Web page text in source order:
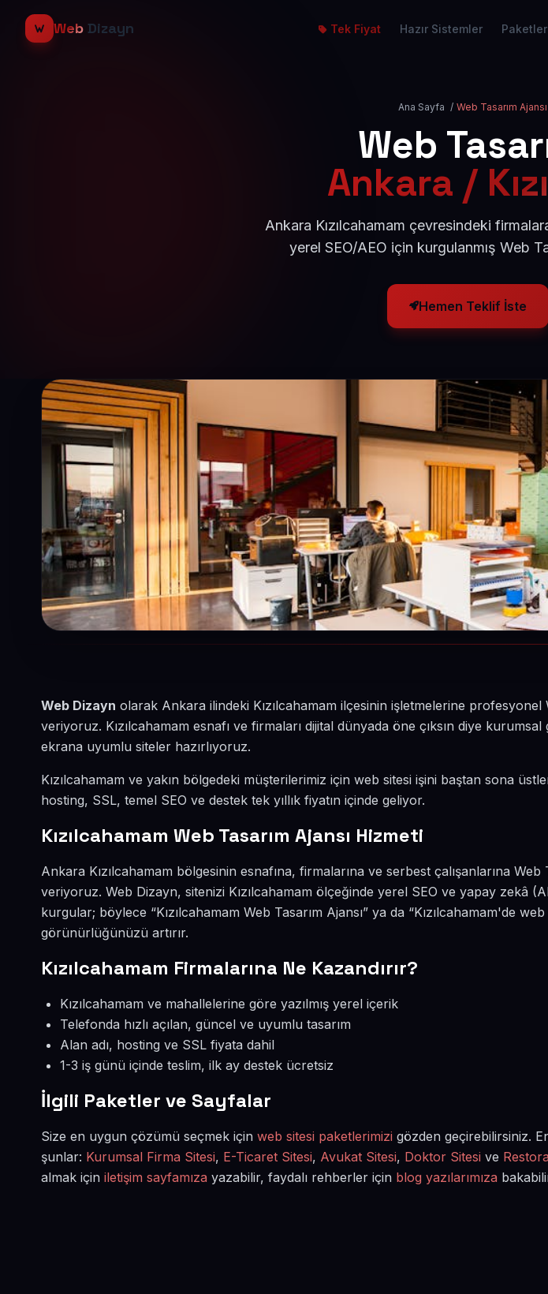
Web Dizayn Tek Fiyat Hazır Sistemler Paketler
Ana Sayfa / Web Tasarım Ajansı
Web
Ankara /
Ankara Kızılcahamam çevresindeki
yerel SEO/AEO için kurgulanmış Web
Hemen Teklif İste
Web Dizayn olarak Ankara ilindeki Kızılcahamam ilçesinin işletmelerine profesyonel
veriyoruz. Kızılcahamam esnafı ve firmaları dijital dünyada öne çıksın diye
ekrana uyumlu siteler hazırlıyoruz.
Kızılcahamam ve yakın bölgedeki müşterilerimiz için web sitesi işini baştan sona
hosting, SSL, temel SEO ve destek tek yıllık fiyatın içinde geliyor.
Kızılcahamam Web Tasarım Ajansı Hizmeti
Ankara Kızılcahamam bölgesinin esnafına, firmalarına ve serbest çalışanlarına Web
veriyoruz. Web Dizayn, sitenizi Kızılcahamam ölçeğinde yerel SEO ve yapay zekâ
kurgular; böylece “Kızılcahamam Web Tasarım Ajansı” ya da “Kızılcahamam'de
görünürlüğünüzü artırır.
Kızılcahamam Firmalarına Ne Kazandırır?
Kızılcahamam ve mahallelerine göre yazılmış yerel içerik
Telefonda hızlı açılan, güncel ve uyumlu tasarım
Alan adı, hosting ve SSL fiyata dahil
1-3 iş günü içinde teslim, ilk ay destek ücretsiz
İlgili Paketler ve Sayfalar
Size en uygun çözümü seçmek için web sitesi paketlerimizi gözden geçirebilirsiniz.
şunlar: Kurumsal Firma Sitesi, E-Ticaret Sitesi, Avukat Sitesi, Doktor Sitesi ve
almak için iletişim sayfamıza yazabilir, faydalı rehberler için blog yazılarımıza